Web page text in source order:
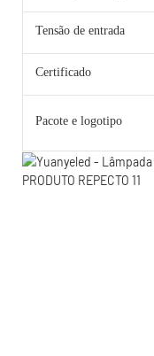
Tensão de entrada
Certificado
Pacote e logotipo